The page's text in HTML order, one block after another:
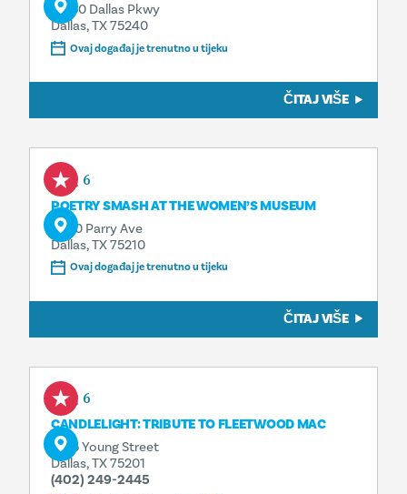
13550 Dallas Pkwy
Dallas, TX 75240
Ovaj događaj je trenutno u tijeku
ČITAJ VIŠE
Aug 6
POETRY SMASH AT THE WOMEN’S MUSEUM
3800 Parry Ave
Dallas, TX 75210
Ovaj događaj je trenutno u tijeku
ČITAJ VIŠE
Aug 6
CANDLELIGHT: TRIBUTE TO FLEETWOOD MAC
1835 Young Street
Dallas, TX 75201
(402) 249-2445